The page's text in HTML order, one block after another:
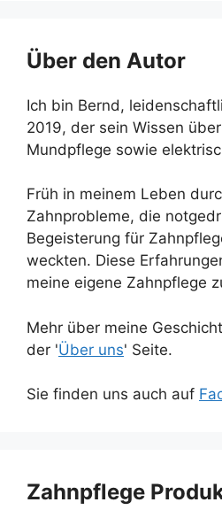
Über den Autor
Ich bin Bernd,
2019, der sein Wissen
Mundpflege sowie
Früh in meinem Leben
Zahnprobleme, die
Begeisterung für
weckten. Diese
meine eigene Zahnpflege
Mehr über meine
der 'Über uns' Seite.
Sie finden uns auch auf
Zahnpflege